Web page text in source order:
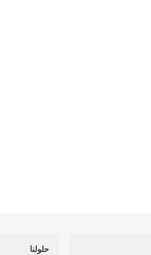
حلولنا